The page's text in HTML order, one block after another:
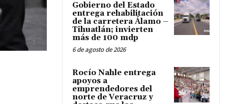
Gobierno del Estado
entrega rehabilitación
de la carretera Álamo –
Tihuatlán; invierten
más de 100 mdp
6 de agosto de 2026
Rocío Nahle entrega
apoyos a
emprendedores del
norte de Veracruz y